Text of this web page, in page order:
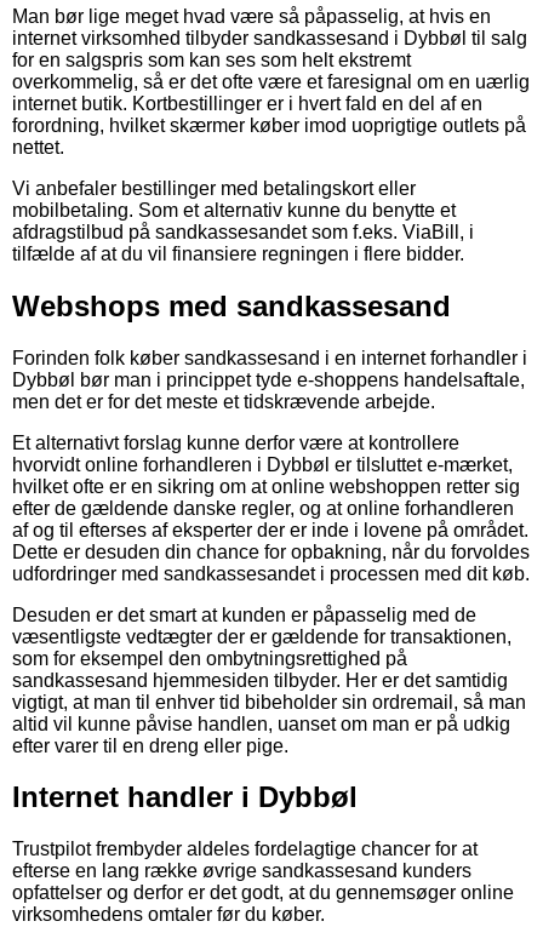
Man bør lige meget hvad være så påpasselig, at hvis en
internet virksomhed tilbyder sandkassesand i Dybbøl til salg
for en salgspris som kan ses som helt ekstremt
overkommelig, så er det ofte være et faresignal om en uærlig
internet butik. Kortbestillinger er i hvert fald en del af en
forordning, hvilket skærmer køber imod uoprigtige outlets på
nettet.
Vi anbefaler bestillinger med betalingskort eller
mobilbetaling. Som et alternativ kunne du benytte et
afdragstilbud på sandkassesandet som f.eks. ViaBill, i
tilfælde af at du vil finansiere regningen i flere bidder.
Webshops med sandkassesand
Forinden folk køber sandkassesand i en internet forhandler i
Dybbøl bør man i princippet tyde e-shoppens handelsaftale,
men det er for det meste et tidskrævende arbejde.
Et alternativt forslag kunne derfor være at kontrollere
hvorvidt online forhandleren i Dybbøl er tilsluttet e-mærket,
hvilket ofte er en sikring om at online webshoppen retter sig
efter de gældende danske regler, og at online forhandleren
af og til efterses af eksperter der er inde i lovene på området.
Dette er desuden din chance for opbakning, når du forvoldes
udfordringer med sandkassesandet i processen med dit køb.
Desuden er det smart at kunden er påpasselig med de
væsentligste vedtægter der er gældende for transaktionen,
som for eksempel den ombytningsrettighed på
sandkassesand hjemmesiden tilbyder. Her er det samtidig
vigtigt, at man til enhver tid bibeholder sin ordremail, så man
altid vil kunne påvise handlen, uanset om man er på udkig
efter varer til en dreng eller pige.
Internet handler i Dybbøl
Trustpilot frembyder aldeles fordelagtige chancer for at
efterse en lang række øvrige sandkassesand kunders
opfattelser og derfor er det godt, at du gennemsøger online
virksomhedens omtaler før du køber.